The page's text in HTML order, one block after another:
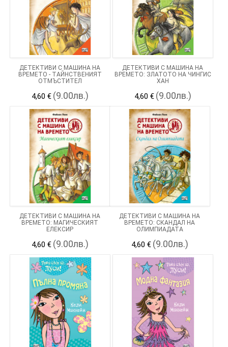
ДЕТЕКТИВИ С МАШИНА НА
ВРЕМЕТО - ТАЙНСТВЕНИЯТ
ОТМЪСТИТЕЛ
4,60 € (9.00лв.)
ДЕТЕКТИВИ С МАШИНА НА
ВРЕМЕТО: ЗЛАТОТО НА ЧИНГИС
ХАН
4,60 € (9.00лв.)
ДЕТЕКТИВИ С МАШИНА НА
ВРЕМЕТО: МАГИЧЕСКИЯТ
ЕЛЕКСИР
4,60 € (9.00лв.)
ДЕТЕКТИВИ С МАШИНА НА
ВРЕМЕТО: СКАНДАЛ НА
ОЛИМПИАДАТА
4,60 € (9.00лв.)